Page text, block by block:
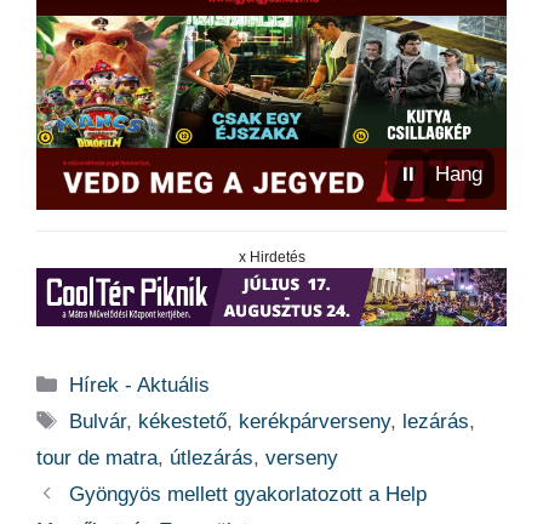
⏸ Hang
x Hirdetés
Kategória
Hírek - Aktuális
Címkék
Bulvár, kékestető, kerékpárverseny, lezárás,
tour de matra, útlezárás, verseny
Gyöngyös mellett gyakorlatozott a Help